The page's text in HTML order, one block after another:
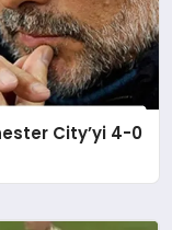
City’yi 4-0